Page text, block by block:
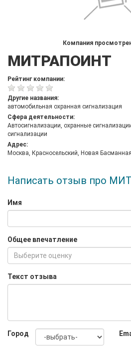
Компания
МИТРАПОИНТ
Рейтинг компании:
Другие названия:
автомобильная охранная сигнализация
Сфера деятельности:
Автосигнализации, охранные
сигнализации
Адрес:
Москва, Красносельский, Новая
Написать отзыв про
Имя
Общее впечатление
Выберите оценку
Текст отзыва
Город